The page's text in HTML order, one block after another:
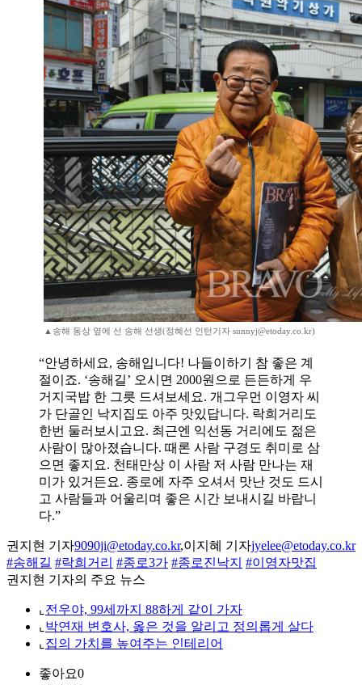
▲송해 동상 옆에 선 송해 선생(정혜선 인턴기자 sunnyj@etoday.co.kr)
“안녕하세요, 송해입니다! 나들이하기 참 좋은 계
절이죠. ‘송해길’ 오시면 2000원으로 든든하게 우
거지국밥 한 그릇 드셔보세요. 개그우먼 이영자 씨
가 단골인 낙지집도 아주 맛있답니다. 락희거리도
한번 둘러보시고요. 최근엔 익선동 거리에도 젊은
사람이 많아졌습니다. 때론 사람 구경도 취미로 삼
으면 좋지요. 천태만상 이 사람 저 사람 만나는 재
미가 있거든요. 종로에 자주 오셔서 맛난 것도 드시
고 사람들과 어울리며 좋은 시간 보내시길 바랍니
다.”
권지현 기자9090ji@etoday.co.kr,이지혜 기자jyelee@etoday.co.kr
#송해길 #락희거리 #종로3가 #종로진낙지 #이영자맛집
권지현 기자의 주요 뉴스
⌞ 전우야, 99세까지 88하게 같이 가자
⌞ 박연재 변호사, 옳은 것을 알리고 정의롭게 살다
⌞ 집의 가치를 높여주는 인테리어
좋아요0